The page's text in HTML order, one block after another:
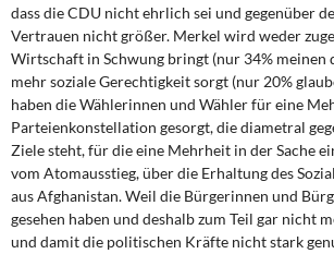
dass die CDU nicht ehrlich sei und gegenüber
Vertrauen nicht größer. Merkel wird weder
Wirtschaft in Schwung bringt (nur 34% meinen
mehr soziale Gerechtigkeit sorgt (nur 20%
haben die Wählerinnen und Wähler für eine
Parteienkonstellation gesorgt, die diametral
Ziele steht, für die eine Mehrheit in der Sache
vom Atomausstieg, über die Erhaltung des
aus Afghanistan. Weil die Bürgerinnen und
gesehen haben und deshalb zum Teil gar nicht
und damit die politischen Kräfte nicht stark